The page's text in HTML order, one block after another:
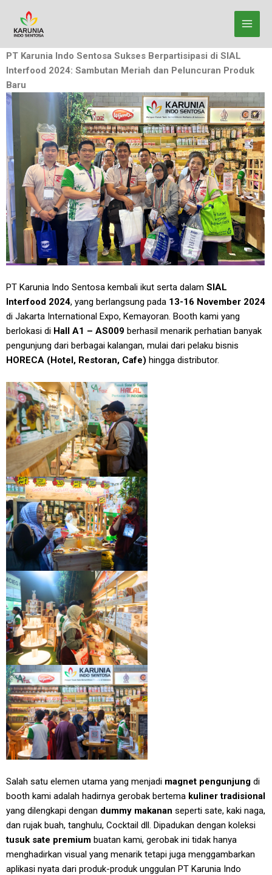
konten
PT Karunia Indo Sentosa Sukses Berpartisipasi di SIAL
Interfood 2024: Sambutan Meriah dan Peluncuran Produk
Baru
PT Karunia Indo Sentosa kembali ikut serta dalam SIAL
Interfood 2024, yang berlangsung pada 13-16 November 2024
di Jakarta International Expo, Kemayoran. Booth kami yang
berlokasi di Hall A1 – AS009 berhasil menarik perhatian banyak
pengunjung dari berbagai kalangan, mulai dari pelaku bisnis
HORECA (Hotel, Restoran, Cafe) hingga distributor.
Salah satu elemen utama yang menjadi magnet pengunjung di
booth kami adalah hadirnya gerobak bertema kuliner tradisional
yang dilengkapi dengan dummy makanan seperti sate, kaki naga,
dan rujak buah, tanghulu, Cocktail dll. Dipadukan dengan koleksi
tusuk sate premium buatan kami, gerobak ini tidak hanya
menghadirkan visual yang menarik tetapi juga menggambarkan
aplikasi nyata dari produk-produk unggulan PT Karunia Indo